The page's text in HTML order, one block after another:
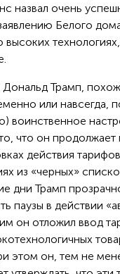
назвал очень
Белого
высоких
Трамп,
или навсегда,
воинственное
что он продолжает
действия
из «черных»
дни Трамп
паузы в действии
он отложил ввод
этом он, тем не